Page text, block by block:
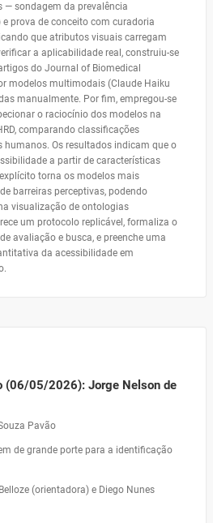
— sondagem da prevalência
prova de conceito com curadoria
que atributos visuais carregam
a aplicabilidade real, construiu-se
do Journal of Biomedical
modelos multimodais (Claude Haiku
manualmente. Por fim, empregou-se
o raciocínio dos modelos na
comparando classificações
Os resultados indicam que o
a partir de características
torna os modelos mais
barreiras perceptivas, podendo
visualização de ontologias
um protocolo replicável, formaliza o
avaliação e busca, e preenche uma
da acessibilidade em
(06/05/2026): Jorge Nelson de
Pavão
de grande porte para a identificação
(orientadora) e Diego Nunes